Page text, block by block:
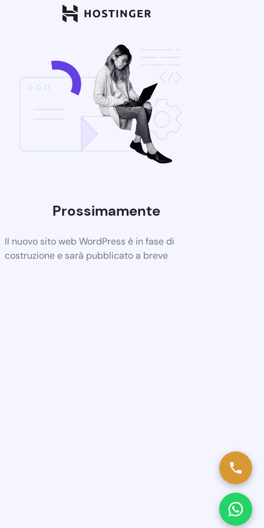
Prossimamente
Il nuovo sito web WordPress è in fase di
costruzione e sarà pubblicato a breve